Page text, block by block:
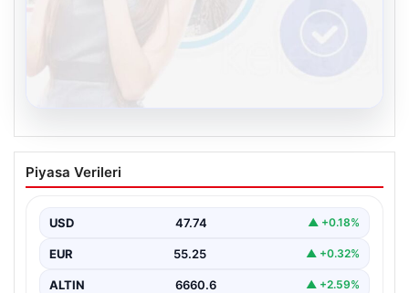
Kelebek sohbet platformu İle Dijital
İletişimin Güvenli Adresi Ve Chat
İnternet çağında insanların güvenli bir biçimde bağlantı
Piyasa Verileri
USD 47.74 ▲ +0.18%
EUR 55.25 ▲ +0.32%
ALTIN 6660.6 ▲ +2.59%